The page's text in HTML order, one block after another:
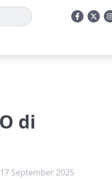
di
17 September 2025